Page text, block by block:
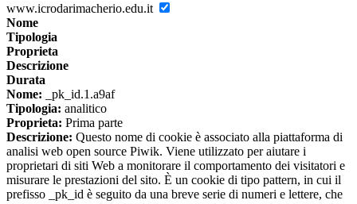
www.icrodarimacherio.edu.it
Nome
Tipologia
Proprieta
Descrizione
Durata
Nome: _pk_id.1.a9af
Tipologia: analitico
Proprieta: Prima parte
Descrizione: Questo nome di cookie è associato alla piattaforma di
analisi web open source Piwik. Viene utilizzato per aiutare i
proprietari di siti Web a monitorare il comportamento dei visitatori e
misurare le prestazioni del sito. È un cookie di tipo pattern, in cui il
prefisso _pk_id è seguito da una breve serie di numeri e lettere, che